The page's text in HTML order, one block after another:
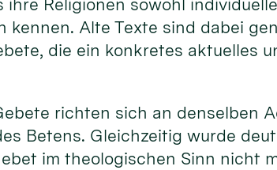
Religionen sowohl
kennen. Alte Texte sind dabei
die ein konkretes aktuelles
richten sich an denselben
Betens. Gleichzeitig wurde
im theologischen Sinn nicht